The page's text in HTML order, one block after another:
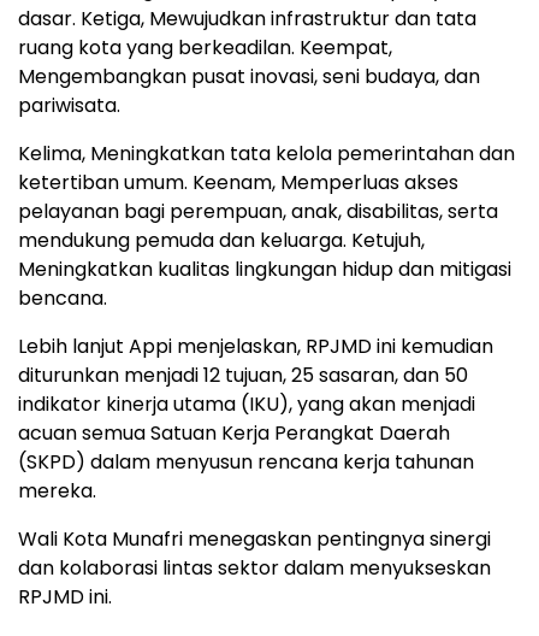
dasar. Ketiga, Mewujudkan infrastruktur dan tata
ruang kota yang berkeadilan. Keempat,
Mengembangkan pusat inovasi, seni budaya, dan
pariwisata.
Kelima, Meningkatkan tata kelola pemerintahan dan
ketertiban umum. Keenam, Memperluas akses
pelayanan bagi perempuan, anak, disabilitas, serta
mendukung pemuda dan keluarga. Ketujuh,
Meningkatkan kualitas lingkungan hidup dan mitigasi
bencana.
Lebih lanjut Appi menjelaskan, RPJMD ini kemudian
diturunkan menjadi 12 tujuan, 25 sasaran, dan 50
indikator kinerja utama (IKU), yang akan menjadi
acuan semua Satuan Kerja Perangkat Daerah
(SKPD) dalam menyusun rencana kerja tahunan
mereka.
Wali Kota Munafri menegaskan pentingnya sinergi
dan kolaborasi lintas sektor dalam menyukseskan
RPJMD ini.